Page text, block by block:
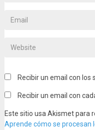
Recibir un email con
Recibir un email con
Este sitio usa Akismet para
Aprende cómo se procesan